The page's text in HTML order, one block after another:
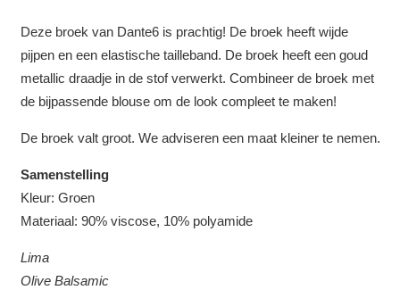
Deze broek van Dante6 is prachtig! De broek heeft wijde
pijpen en een elastische tailleband. De broek heeft een goud
metallic draadje in de stof verwerkt. Combineer de broek met
de bijpassende blouse om de look compleet te maken!
De broek valt groot. We adviseren een maat kleiner te nemen.
Samenstelling
Kleur: Groen
Materiaal: 90% viscose, 10% polyamide
Lima
Olive Balsamic